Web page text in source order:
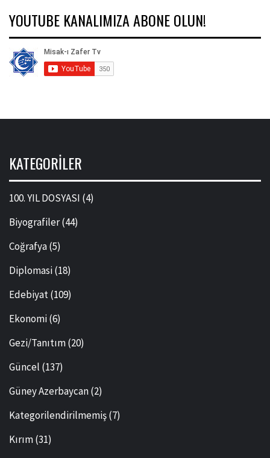
YOUTUBE KANALIMIZA ABONE OLUN!
KATEGORILER
100. YIL DOSYASI (4)
Biyografiler(44)
Coğrafya(5)
Diplomasi(18)
Edebiyat(109)
Ekonomi(6)
Gezi/Tanıtım(20)
Güncel (137)
Güney Azerbaycan(2)
Kategorilendirilmemiş(7)
Kırım(31)